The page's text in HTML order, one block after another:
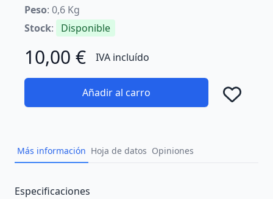
Peso: 0,6 Kg
Stock: Disponible
10,00 € IVA incluído
Añadir al carro
Más información Hoja de datos Opiniones
Description
Especificaciones